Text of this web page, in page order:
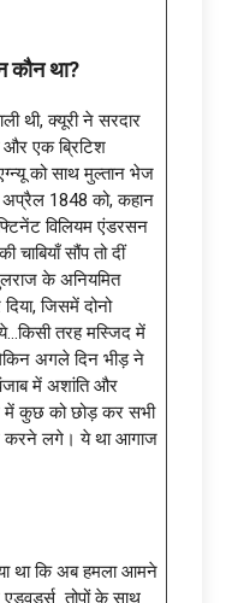
कौन था?
थी, क्यूरी ने सरदार
और एक ब्रिटिश
को साथ मुल्तान भेज
अप्रैल 1848 को, कहान
विलियम एंडरसन
सौंप तो दीं
के अनियमित
जिसमें दोनो
तरह मस्जिद में
अगले दिन भीड़ ने
में अशांति और
में कुछ को छोड़ कर सभी
करने लगे। ये था आगाज
था कि अब हमला आमने
तोपों के साथ